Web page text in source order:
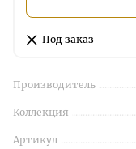
Под заказ
Производитель
Коллекция
Артикул